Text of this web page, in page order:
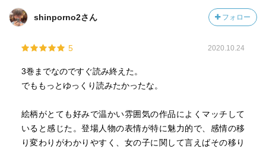
shinporno2さん フォロー
5 2020.10.24
3巻までなのですぐ読み終えた。
でももっとゆっくり読みたかったな。
絵柄がとても好みで温かい雰囲気の作品によくマッチして
いると感じた。登場人物の表情が特に魅力的で、感情の移
り変わりがわかりやすく、女の子に関して言えばその移り